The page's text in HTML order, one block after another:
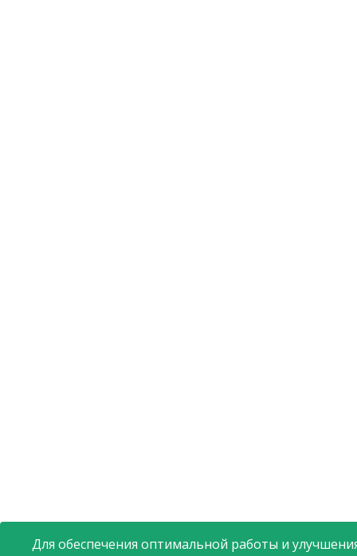
Для обеспечения оптимальной работы и